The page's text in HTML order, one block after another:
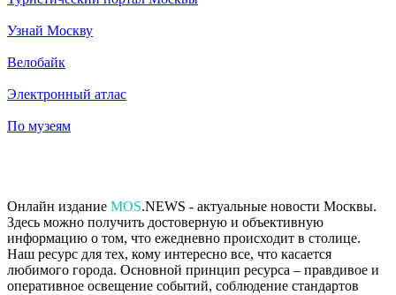
Узнай Москву
Велобайк
Электронный атлас
По музеям
Онлайн издание MOS.NEWS - актуальные новости Москвы.
Здесь можно получить достоверную и объективную
информацию о том, что ежедневно происходит в столице.
Наш ресурс для тех, кому интересно все, что касается
любимого города. Основной принцип ресурса – правдивое и
оперативное освещение событий, соблюдение стандартов